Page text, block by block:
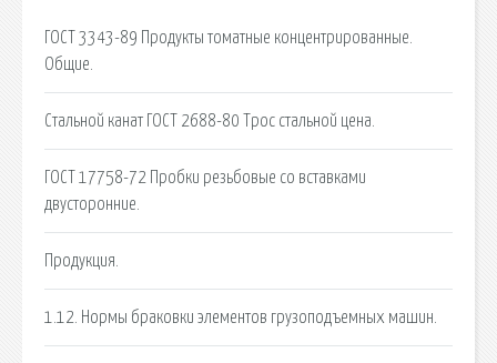
ГОСТ 3343-89 Продукты томатные концентрированные.
Общие.
Стальной канат ГОСТ 2688-80 Трос стальной цена.
ГОСТ 17758-72 Пробки резьбовые со вставками
двусторонние.
Продукция.
1.12. Нормы браковки элементов грузоподъемных машин.